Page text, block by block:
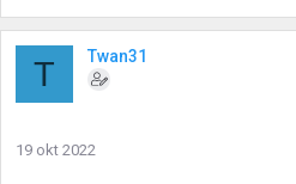
T Twan31
19 okt 2022